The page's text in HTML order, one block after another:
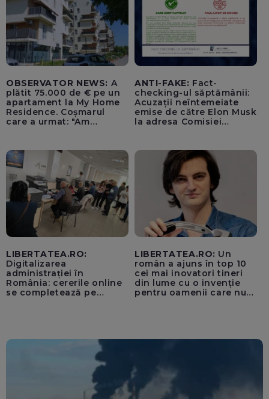
OBSERVATOR NEWS: A
plătit 75.000 de € pe un
apartament la My Home
Residence. Coșmarul
care a urmat: "Am
ANTI-FAKE: Fact-
checking-ul săptămânii:
Acuzații neîntemeiate
emise de către Elon Musk
la adresa Comisiei
pentru instaurarea
„cenzurii” pe platforma X
LIBERTATEA.RO:
Digitalizarea
administrației în
România: cererile online
se completează pe
LIBERTATEA.RO: Un
român a ajuns în top 10
cei mai inovatori tineri
din lume cu o invenție
pentru oamenii care nu